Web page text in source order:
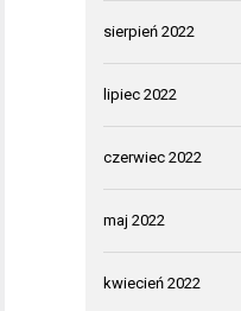
sierpień 2022
lipiec 2022
czerwiec 2022
maj 2022
kwiecień 2022